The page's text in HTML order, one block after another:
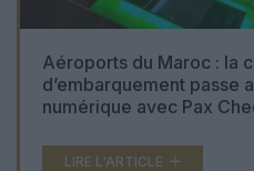
Aéroports du Maroc : la
d’embarquement passe
numérique avec Pax
LIRE L'ARTICLE